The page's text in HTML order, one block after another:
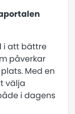
i att bättre
påverkar
Med en
välja
i dagens